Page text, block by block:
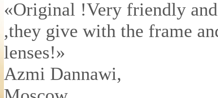
«Original !Very friendly
,they give with the frame
lenses!»
Azmi Dannawi,